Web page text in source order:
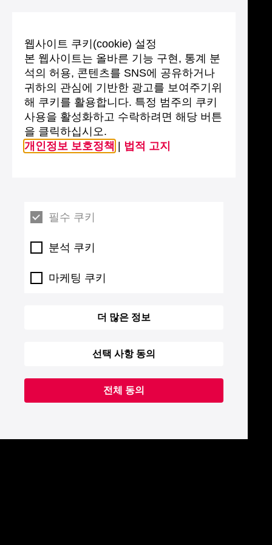
웹사이트 쿠키(cookie) 설정
본 웹사이트는 올바른 기능 구현, 통계 분
석의 허용, 콘텐츠를 SNS에 공유하거나
귀하의 관심에 기반한 광고를 보여주기위
해 쿠키를 활용합니다. 특정 범주의 쿠키
사용을 활성화하고 수락하려면 해당 버튼
을 클릭하십시오.
개인정보 보호정책
법적 고지
필수 쿠키
분석 쿠키
마케팅 쿠키
더 많은 정보
선택 사항 동의
전체 동의